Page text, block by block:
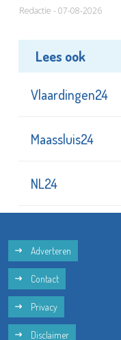
Redactie - 07-08-2026
Lees ook
Vlaardingen24
Maassluis24
NL24
Adverteren
Contact
Privacy
Disclaimer